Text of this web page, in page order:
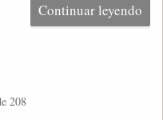
Continuar leyendo
208